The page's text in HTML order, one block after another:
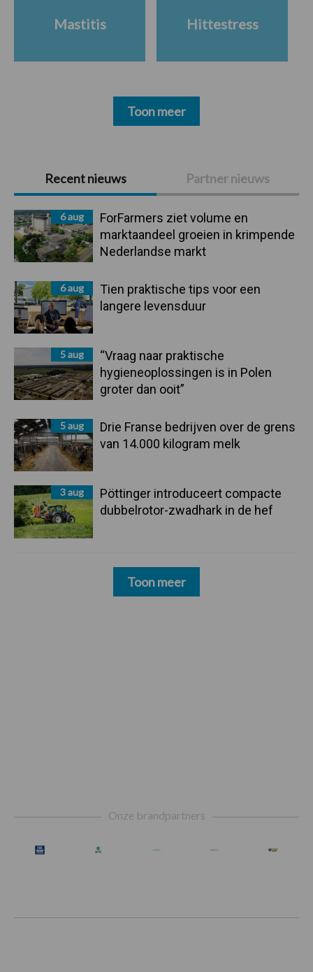
Primaire
Sidebar
Recent nieuws Partner nieuws
6 aug
ForFarmers ziet volume en
marktaandeel groeien in krimpende
Nederlandse markt
6 aug
Tien praktische tips voor een
langere levensduur
5 aug
“Vraag naar praktische
hygieneoplossingen is in Polen
groter dan ooit”
5 aug
Drie Franse bedrijven over de grens
van 14.000 kilogram melk
3 aug
Pöttinger introduceert compacte
dubbelrotor-zwadhark in de hef
Toon meer
Mastitis Hittestress
Toon meer
Onze brandpartners